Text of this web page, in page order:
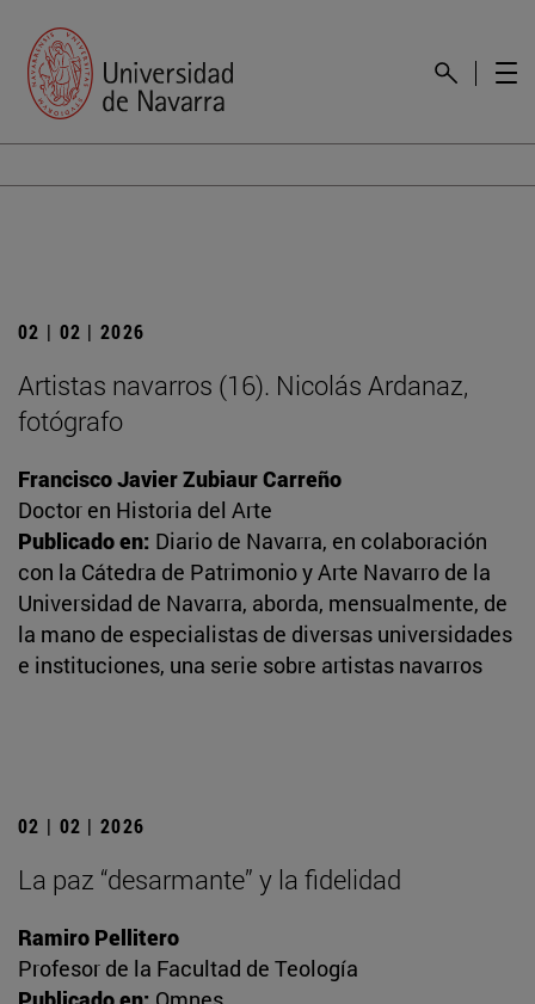
02 | 02 | 2026
Artistas navarros (16). Nicolás Ardanaz,
fotógrafo
Francisco Javier Zubiaur Carreño
Doctor en Historia del Arte
Publicado en: Diario de Navarra, en colaboración
con la Cátedra de Patrimonio y Arte Navarro de la
Universidad de Navarra, aborda, mensualmente, de
la mano de especialistas de diversas universidades
e instituciones, una serie sobre artistas navarros
02 | 02 | 2026
La paz “desarmante” y la fidelidad
Ramiro Pellitero
Profesor de la Facultad de Teología